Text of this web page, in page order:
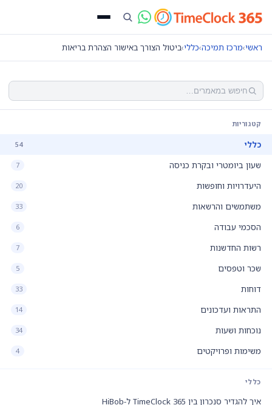
ראשי›מרכז תמיכה›כללי›ביטול הצורך באישור הצהרת בריאות
קטגוריות
כללי 54
שעון ביומטרי ובקרת כניסה 7
היעדרויות וחופשות 20
משתמשים והרשאות 33
הסכמי עבודה 6
רשות החדשנות 7
שכר וטפסים 5
דוחות 33
התראות ועדכונים 14
נוכחות ושעות 34
משימות ופרויקטים 4
כללי
איך להגדיר סנכרון בין TimeClock 365 ל-HiBob